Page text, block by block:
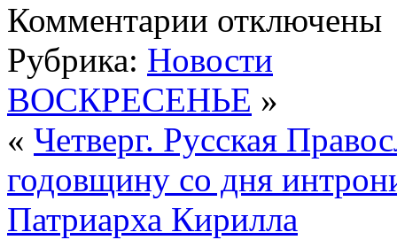
Комментарии записи
школа
представила
концерт-
спектакль
посвященный
Рождеству
Христову
отключены
Рубрика: Новости
ВОСКРЕСЕНЬЕ »
« Четверг. Русская
годовщину со дня
Патриарха Кирилла